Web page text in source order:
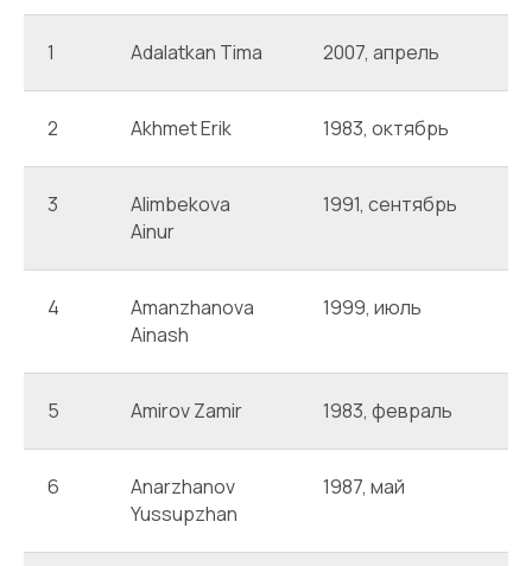
1 Adalatkan Tima 2007, апрель
2 Akhmet Erik 1983, октябрь
3
Alimbekova
Ainur
1991, сентябрь
4
Amanzhanova
Ainash
1999, июль
5 Amirov Zamir 1983, февраль
6
Anarzhanov
Yussupzhan
1987, май